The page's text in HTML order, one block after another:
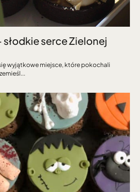
serce Zielonej
wyjątkowe miejsce, które pokochali